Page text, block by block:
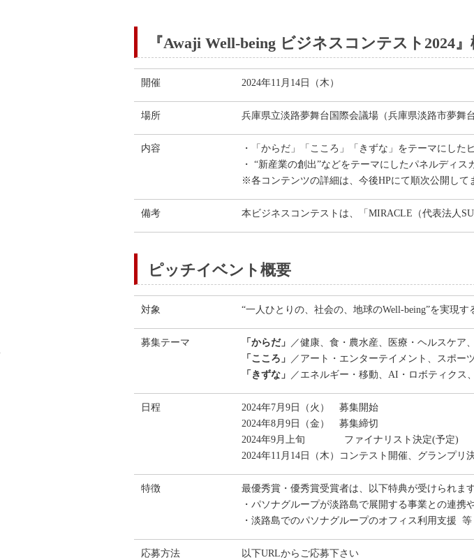
『Awaji Well-being ビジネスコンテスト2024
開催 2024年11月14日（木）
場所 兵庫県立淡路夢舞台国際会議場（兵庫県淡路市夢舞台
内容
・「からだ」「こころ」「きずな」をテーマにした
・ “新産業の創出”などをテーマにしたパネルディ
※各コンテンツの詳細は、今後HPにて順次公開して
備考 本ビジネスコンテストは、「MIRACLE（代表法人
ピッチイベント概要
対象 “一人ひとりの、社会の、地球のWell-being”を実現
募集テーマ 「からだ」 ／健康、食・農水産、医療・ヘルスケア
「こころ」 ／アート・エンターテイメント、スポー
「きずな」 ／エネルギー・移動、AI・ロボティクス
日程
2024年7月9日（火） 募集開始
2024年8月9日（金） 募集締切
2024年9月上旬 ファイナリスト決定(予定)
2024年11月14日（木）コンテスト開催、グランプリ
特徴
最優秀賞・優秀賞受賞者は、以下特典が受けられま
・パソナグループが淡路島で展開する事業との連
・淡路島でのパソナグループのオフィス利用支援 等
応募方法 以下URLからご応募下さい